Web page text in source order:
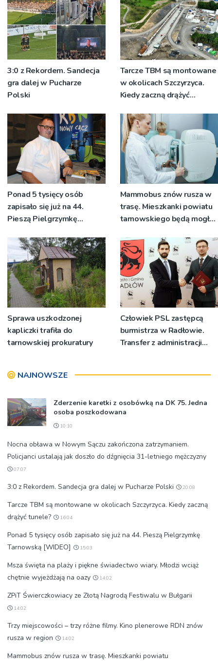
mężczyzny
3:0 z Rekordem. Sandecja
gra dalej w Pucharze
Polski
Tarcze TBM są montowane
w okolicach Szczyrzyca.
Kiedy zaczną drążyć
Ponad 5 tysięcy osób
zapisało się już na 44.
Pieszą Pielgrzymkę
Mammobus znów rusza w
trasę. Mieszkanki powiatu
tarnowskiego będą mogły
badania
Sprawa uszkodzonej
kapliczki trafiła do
tarnowskiej prokuratury
Człowiek PSL zastępcą
burmistrza w Radłowie.
Transfer z administracji
NAJNOWSZE
Zderzenie karetki z osobówką na DK 75. Jedna
osoba poszkodowana
10:10
Nocna obława w Nowym Sączu zakończona zatrzymaniem.
Policjanci ustalają jak doszło do dźgnięcia 31-letniego mężczyzny
07:07
3:0 z Rekordem. Sandecja gra dalej w Pucharze Polski 20:08
Tarcze TBM są montowane w okolicach Szczyrzyca. Kiedy zaczną
drążyć tunele?
16:04
Ponad 5 tysięcy osób zapisało się już na 44. Pieszą Pielgrzymkę
Tarnowską [WIDEO]
15:03
Msza święta na plaży i piękne świadectwo wiary. Młodzi wciąż
chętnie wyjeżdżają na oazy
14:02
ZPiT Świerczkowiacy ze Złotą Nagrodą Festiwalu w Bułgarii
14:02
Trzy miejscowości – trzy różne filmy. Kino plenerowe RDN znów
rusza w region
14:02
Mammobus znów rusza w trasę. Mieszkanki powiatu